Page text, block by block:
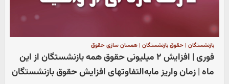
بازنشستگان | حقوق بازنشستگان | همسان سازی حقوق
فوری | افزایش ۲ میلیونی حقوق همه بازنشستگان از این
ماه | زمان واریز مابه‌التفاوتهای افزایش حقوق‌ بازنشستگان